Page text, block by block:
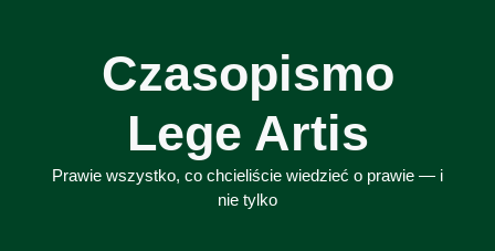
Czasopismo
Lege Artis
Prawie wszystko, co chcieliście wiedzieć o prawie — i
nie tylko